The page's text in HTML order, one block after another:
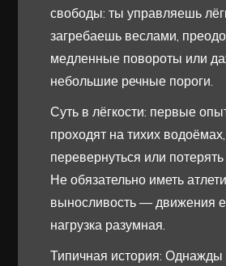
свободы: ты управляешь
загребаешь веслами,
медленные повороты или
небольшие речные пороги.
Суть в лёгкости: первые
проходят на тихих
перевернуться или
Не обязательно иметь
выносливость — движения
нагрузка разумная.
Типичная история: Однажды